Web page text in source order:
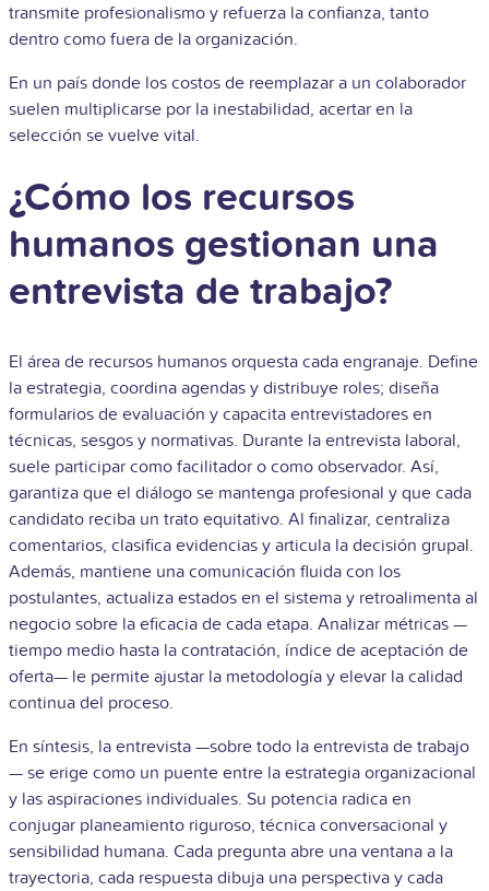
transmite profesionalismo y refuerza la confianza, tanto
dentro como fuera de la organización.
En un país donde los costos de reemplazar a un colaborador
suelen multiplicarse por la inestabilidad, acertar en la
selección se vuelve vital.
¿Cómo los recursos
humanos gestionan una
entrevista de trabajo?
El área de recursos humanos orquesta cada engranaje. Define
la estrategia, coordina agendas y distribuye roles; diseña
formularios de evaluación y capacita entrevistadores en
técnicas, sesgos y normativas. Durante la entrevista laboral,
suele participar como facilitador o como observador. Así,
garantiza que el diálogo se mantenga profesional y que cada
candidato reciba un trato equitativo. Al finalizar, centraliza
comentarios, clasifica evidencias y articula la decisión grupal.
Además, mantiene una comunicación fluida con los
postulantes, actualiza estados en el sistema y retroalimenta al
negocio sobre la eficacia de cada etapa. Analizar métricas —
tiempo medio hasta la contratación, índice de aceptación de
oferta— le permite ajustar la metodología y elevar la calidad
continua del proceso.
En síntesis, la entrevista —sobre todo la entrevista de trabajo
— se erige como un puente entre la estrategia organizacional
y las aspiraciones individuales. Su potencia radica en
conjugar planeamiento riguroso, técnica conversacional y
sensibilidad humana. Cada pregunta abre una ventana a la
trayectoria, cada respuesta dibuja una perspectiva y cada